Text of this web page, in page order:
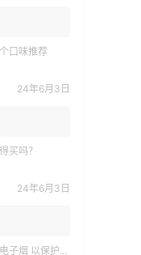
口味推荐
24年6月3日
买吗？
24年6月3日
保护青少年健康